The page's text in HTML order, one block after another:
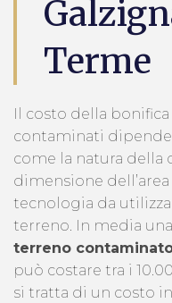
Terme
Il costo della
contaminati
come la natura della
dimensione
tecnologia da
terreno. In media una
terreno
può costare tra i
si tratta di un costo